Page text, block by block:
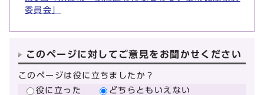
委員会」
このページに対してご意見をお聞かせください
このページは役に立ちましたか？
役に立った
どちらともいえない